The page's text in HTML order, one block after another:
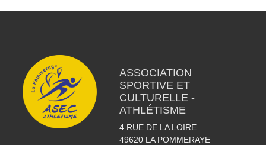
ASSOCIATION
SPORTIVE ET
CULTURELLE -
ATHLÉTISME
4 RUE DE LA LOIRE
49620 LA POMMERAYE